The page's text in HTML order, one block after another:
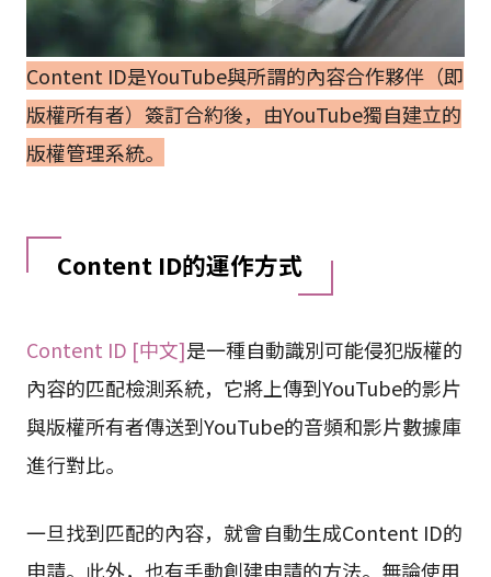
Content ID是YouTube與所謂的內容合作夥伴（即
版權所有者）簽訂合約後，由YouTube獨自建立的
版權管理系統。
Content ID的運作方式
Content ID [中文]是一種自動識別可能侵犯版權的
內容的匹配檢測系統，它將上傳到YouTube的影片
與版權所有者傳送到YouTube的音頻和影片數據庫
進行對比。
一旦找到匹配的內容，就會自動生成Content ID的
申請。此外，也有手動創建申請的方法。無論使用